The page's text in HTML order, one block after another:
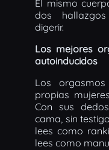
El mismo
dos
digerir.
Los mejores
autoinducidos
Los
propias
Con sus
cama, sin
lees como
lees como